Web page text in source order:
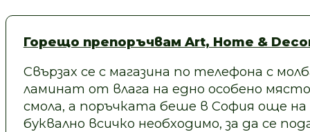
Горещо препоръчвам Art, Home &
Свързах се с магазина по телефона с
ламинат от влага на едно особено
смола, а поръчката беше в София още
буквално всичко необходимо, за да се